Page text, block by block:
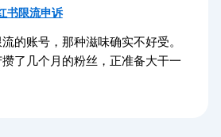
书限流申诉
的账号，那种滋味确实不好受。
了几个月的粉丝，正准备大干一